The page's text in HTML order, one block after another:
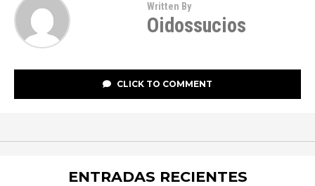
Written By
Oidossucios
CLICK TO COMMENT
ENTRADAS RECIENTES